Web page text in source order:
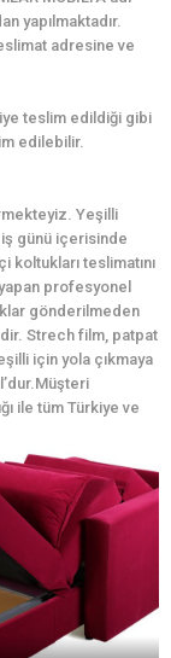
yapılmaktadır.
adresine ve
teslim edildiği gibi
edilebilir.
Yeşilli
günü içerisinde
teslimatını
profesyonel
gönderilmeden
Strech film, patpat
için yola çıkmaya
ile tüm Türkiye ve